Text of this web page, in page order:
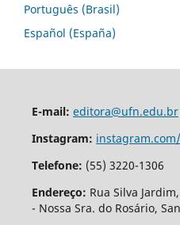
Português (Brasil)
Español (España)
E-mail: editora@ufn.edu.br
Instagram:
Telefone: (55) 3220-1306
Endereço: Rua Silva
- Nossa Sra. do Rosário,